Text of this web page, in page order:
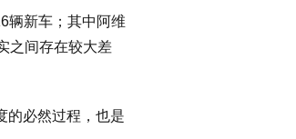
辆新车；其中阿维
之间存在较大差
的必然过程，也是